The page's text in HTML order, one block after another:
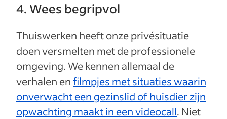
4. Wees begripvol
Thuiswerken heeft onze privésituatie
doen versmelten met de professionele
omgeving. We kennen allemaal de
verhalen enfilmpjes met situaties waarin
onverwacht een gezinslid of huisdier zijn
opwachting maakt in een videocall. Niet